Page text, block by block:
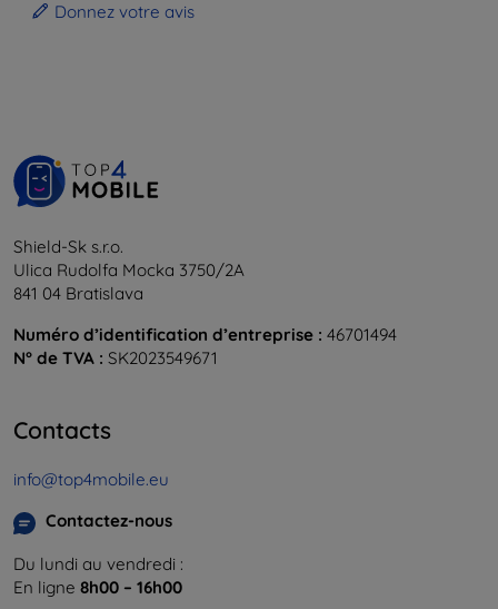
Donnez votre avis
Shield-Sk s.r.o.
Ulica Rudolfa Mocka 3750/2A
841 04 Bratislava
Numéro d’identification d’entreprise : 46701494
N° de TVA : SK2023549671
Contacts
info@top4mobile.eu
Contactez-nous
Du lundi au vendredi :
En ligne 8h00 – 16h00